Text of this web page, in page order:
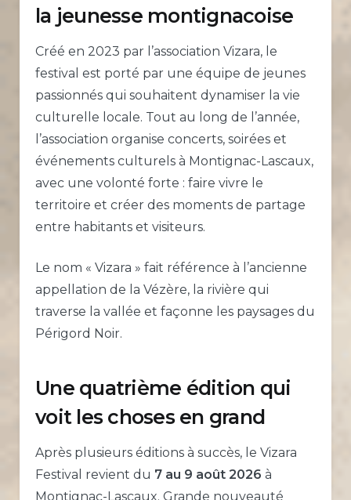
la jeunesse montignacoise
Créé en 2023 par l’association Vizara, le
festival est porté par une équipe de jeunes
passionnés qui souhaitent dynamiser la vie
culturelle locale. Tout au long de l’année,
l’association organise concerts, soirées et
événements culturels à Montignac-Lascaux,
avec une volonté forte : faire vivre le
territoire et créer des moments de partage
entre habitants et visiteurs.
Le nom « Vizara » fait référence à l’ancienne
appellation de la Vézère, la rivière qui
traverse la vallée et façonne les paysages du
Périgord Noir.
Une quatrième édition qui
voit les choses en grand
Après plusieurs éditions à succès, le Vizara
Festival revient du 7 au 9 août 2026 à
Montignac-Lascaux. Grande nouveauté